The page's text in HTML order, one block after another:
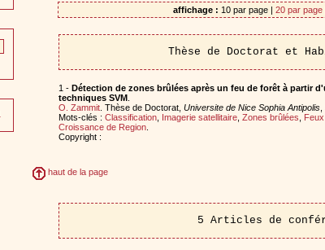
affichage : 10 par page | 20 par page
Thèse de Doctorat et
1 - Détection de zones brûlées après un feu de forêt à partir
techniques SVM.
O. Zammit. Thèse de Doctorat, Universite de Nice Sophia Antipolis,
Mots-clés : Classification, Imagerie satellitaire, Zones brûlées
Croissance de Region.
Copyright :
haut de la page
5 Articles de